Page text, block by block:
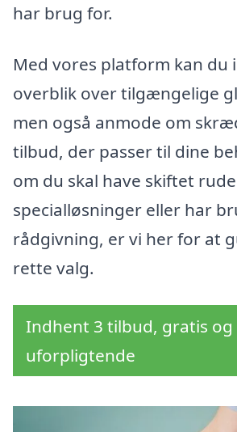
har brug for.
Med vores platform kan du
overblik over tilgængelige
men også anmode om
tilbud, der passer til dine
om du skal have skiftet
specialløsninger eller har
rådgivning, er vi her for at
rette valg.
Indhent 3 tilbud, gratis og
uforpligtende